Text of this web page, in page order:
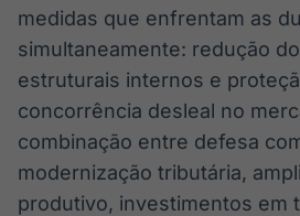
medidas que enfrentam as
simultaneamente: redução
estruturais internos e
concorrência desleal no
combinação entre defesa
modernização tributária,
produtivo, investimentos em